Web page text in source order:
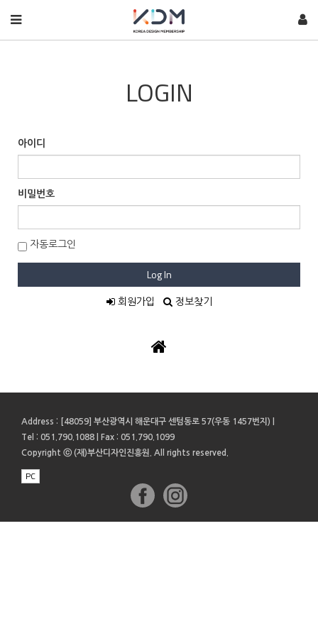
LOGIN
아이디
비밀번호
자동로그인
Log In
회원가입 정보찾기
Address : [48059] 부산광역시 해운대구 센텀동로 57(우동 1457번지) |
Tel : 051.790.1088 | Fax : 051.790.1099
Copyright ⓒ (재)부산디자인진흥원. All rights reserved.
PC